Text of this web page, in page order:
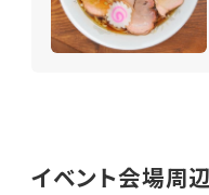
イベント会場周